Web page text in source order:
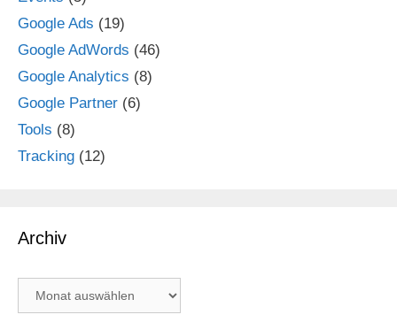
Google Ads (19)
Google AdWords (46)
Google Analytics (8)
Google Partner (6)
Tools (8)
Tracking (12)
Archiv
Archiv